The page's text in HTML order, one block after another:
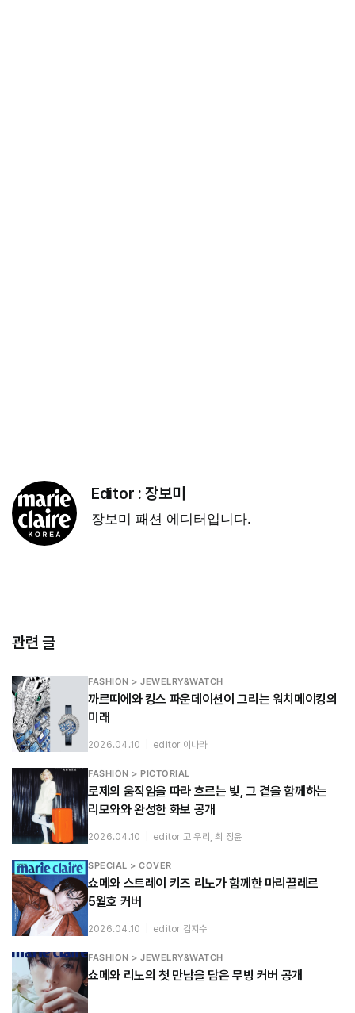
Editor :장보미
장보미 패션 에디터입니다.
관련 글
FASHION > JEWELRY&WATCH
까르띠에와 킹스 파운데이션이 그리는 워치메이킹의
미래
2026.04.10 editor 이나라
FASHION > PICTORIAL
로제의 움직임을 따라 흐르는 빛, 그 곁을 함께하는
리모와와 완성한 화보 공개
2026.04.10 editor 고 우리, 최 정윤
SPECIAL > COVER
쇼메와 스트레이 키즈 리노가 함께한 마리끌레르
5월호 커버
2026.04.10 editor 김지수
FASHION > JEWELRY&WATCH
쇼메와 리노의 첫 만남을 담은 무빙 커버 공개